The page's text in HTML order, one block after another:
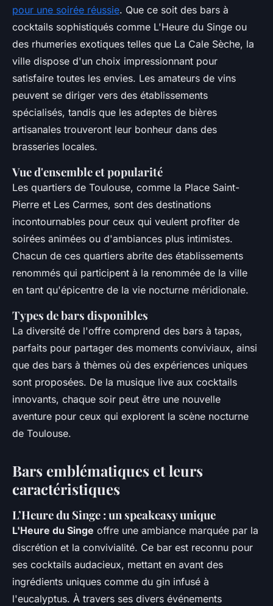
pour une soirée réussie. Que ce soit des bars à
cocktails sophistiqués comme L'Heure du Singe ou
des rhumeries exotiques telles que La Cale Sèche, la
ville dispose d'un choix impressionnant pour
satisfaire toutes les envies. Les amateurs de vins
peuvent se diriger vers des établissements
spécialisés, tandis que les adeptes de bières
artisanales trouveront leur bonheur dans des
brasseries locales.
Vue d'ensemble et popularité
Les quartiers de Toulouse, comme la Place Saint-
Pierre et Les Carmes, sont des destinations
incontournables pour ceux qui veulent profiter de
soirées animées ou d'ambiances plus intimistes.
Chacun de ces quartiers abrite des établissements
renommés qui participent à la renommée de la ville
en tant qu'épicentre de la vie nocturne méridionale.
Types de bars disponibles
La diversité de l'offre comprend des bars à tapas,
parfaits pour partager des moments conviviaux, ainsi
que des bars à thèmes où des expériences uniques
sont proposées. De la musique live aux cocktails
innovants, chaque soir peut être une nouvelle
aventure pour ceux qui explorent la scène nocturne
de Toulouse.
Bars emblématiques et leurs
caractéristiques
L’Heure du Singe : un speakeasy unique
L'Heure du Singe offre une ambiance marquée par la
discrétion et la convivialité. Ce bar est reconnu pour
ses cocktails audacieux, mettant en avant des
ingrédients uniques comme du gin infusé à
l'eucalyptus. À travers ses divers événements